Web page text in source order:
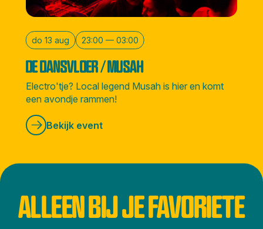
do 13 aug 23:00 — 03:00
DE DANSVLOER / MUSAH
Electro'tje? Local legend Musah is hier en komt
een avondje rammen!
Bekijk event
ALLEEN BIJ JE FAVORIETE